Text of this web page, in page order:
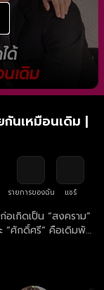
นเหมือนเดิม |
รายการของฉัน
แชร์
เกิดเป็น “สงคราม”
“ศักดิ์ศรี” คือเดิมพัน
งเว็บไซต์และแอปฯ